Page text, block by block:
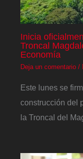
Inicia
Troncal
Economía
Deja un comentario /
Este lunes se
construcción del
la Troncal del